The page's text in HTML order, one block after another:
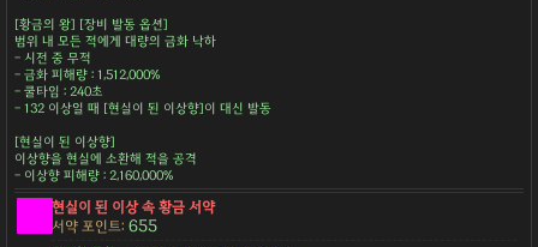
[황금의 왕] [장비 발동 옵션]
범위 내 모든 적에게 대량의 금화 낙하
- 시전 중 무적
- 금화 피해량 : 1,512,000%
- 쿨타임 : 240초
- 132 이상일 때 [현실이 된 이상향]이 대신 발동
[현실이 된 이상향]
이상향을 현실에 소환해 적을 공격
- 이상향 피해량 : 2,160,000%
현실이 된 이상 속 황금 서약
서약 포인트:655